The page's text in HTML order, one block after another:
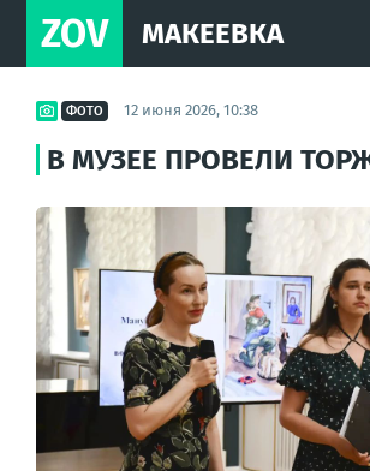
ZOV МАКЕЕВКА
ФОТО 12 июня 2026, 10:38
В МУЗЕЕ ПРОВЕЛИ